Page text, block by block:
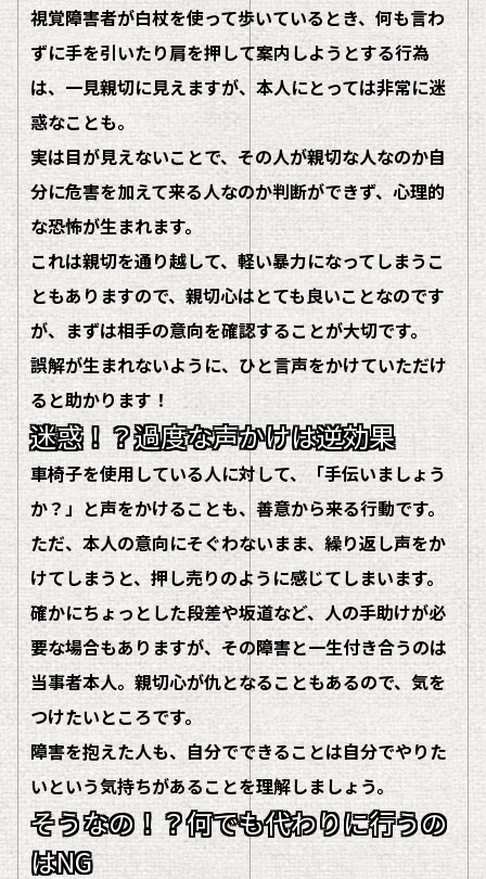
視覚障害者が白杖を使って歩いているとき、何も言わ
ずに手を引いたり肩を押して案内しようとする行為
は、 一見親切に見えますが、本人にとっては非常に迷
惑なことも。
実は目が見えないことで、その人が親切な人なのか自
分に危害を加えて来る人なのか判断ができず、心理的
な恐怖が生まれます。
これは親切を通り越して、軽い暴力になってしまうこ
ともありますので、親切心はとても良いことなのです
が、まずは相手の意向を確認することが大切です。
誤解が生まれないように、ひと言声をかけていただけ
ると助かります！
迷惑！？過度な声かけは逆効果
車椅子を使用している人に対して、「手伝いましょう
か？」と声をかけることも、善意から来る行動です。
ただ、本人の意向にそぐわないまま、繰り返し声をか
けてしまうと、押し売りのように感じてしまいます。
確かにちょっとした段差や坂道など、人の手助けが必
要な場合もありますが、その障害と一生付き合うのは
当事者本人。親切心が仇となることもあるので、気を
つけたいところです。
障害を抱えた人も、自分でできることは自分でやりた
いという気持ちがあることを理解しましょう。
そうなの！？何でも代わりに行うの
はNG